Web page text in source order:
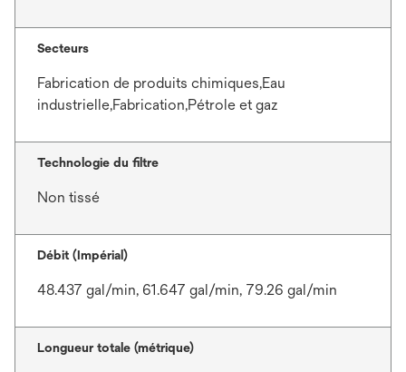
Secteurs
Fabrication de produits chimiques,Eau
industrielle,Fabrication,Pétrole et gaz
Technologie du filtre
Non tissé
Débit (Impérial)
48.437 gal/min, 61.647 gal/min, 79.26 gal/min
Longueur totale (métrique)